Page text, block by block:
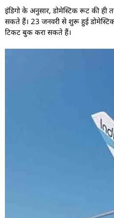
इंडिगो के अनुसार, डोमेस्टिक रूट की
सकते हैं। 23 जनवरी से शुरू हुई
टिकट बुक करा सकते हैं।